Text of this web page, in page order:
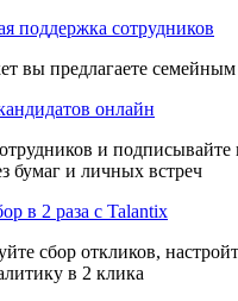
поддержка сотрудников
вы предлагаете
онлайн
и подписывайте
бумаг и личных встреч
в 2 раза с Talantix
сбор откликов,
в 2 клика